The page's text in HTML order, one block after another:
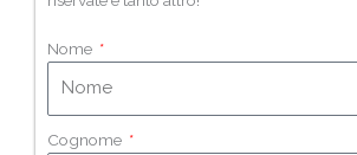
Nome
Cognome